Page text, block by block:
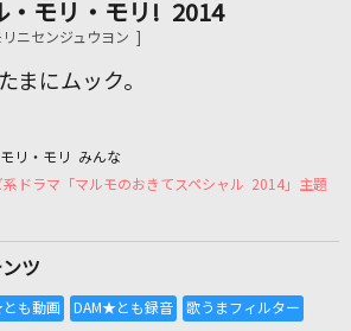
カラオケ検索
カラオケリクエスト
全国りれき
イムで歌われている曲の一覧
・モリ・モリ! 2014
ニセンジュウヨン ]
まにムック。
リ・モリ みんな
系ドラマ「マルモのおきてスペシャル 2014」主題
ツ